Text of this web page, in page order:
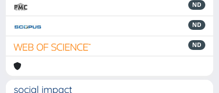
ND
ND
ND
social impact